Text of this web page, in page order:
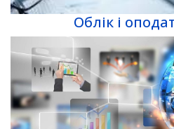
Облік і